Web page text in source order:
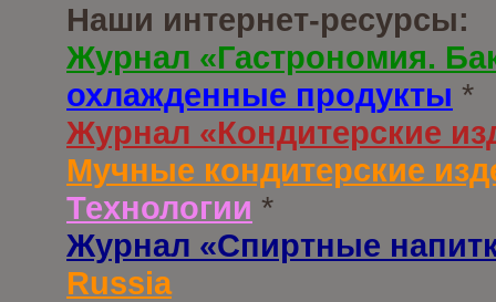
Наши интернет-ресурсы:
Журнал «Гастрономия.
охлажденные продукты *
Журнал «Кондитерские
Мучные кондитерские
Технологии *
Журнал «Спиртные
Russia